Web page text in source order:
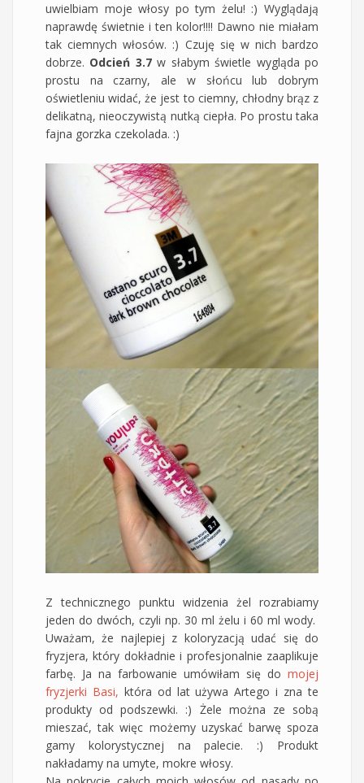
uwielbiam moje włosy po tym żelu! :) Wyglądają
naprawdę świetnie i ten kolor!!!! Dawno nie miałam
tak ciemnych włosów. :) Czuję się w nich bardzo
dobrze. Odcień 3.7w słabym świetle wygląda po
prostu na czarny, ale w słońcu lub dobrym
oświetleniu widać, że jest to ciemny, chłodny brąz z
delikatną, nieoczywistą nutką ciepła. Po prostu taka
fajna gorzka czekolada. :)
Z technicznego punktu widzenia żel rozrabiamy
jeden do dwóch, czyli np. 30 ml żelu i 60 ml wody.
Uważam, że najlepiej z koloryzacją udać się do
fryzjera, który dokładnie i profesjonalnie zaaplikuje
farbę. Ja na farbowanie umówiłam się do mojej
fryzjerki Basi, która od lat używa Artego i zna te
produkty od podszewki. :) Żele można ze sobą
mieszać, tak więc możemy uzyskać barwę spoza
gamy kolorystycznej na palecie. :) Produkt
nakładamy na umyte, mokre włosy.